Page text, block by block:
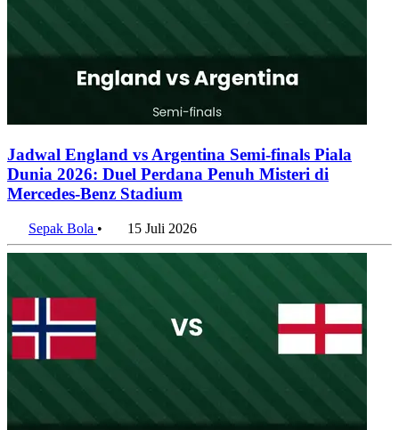
Jadwal England vs Argentina Semi-finals Piala
Dunia 2026: Duel Perdana Penuh Misteri di
Mercedes-Benz Stadium
Sepak Bola • 15 Juli 2026